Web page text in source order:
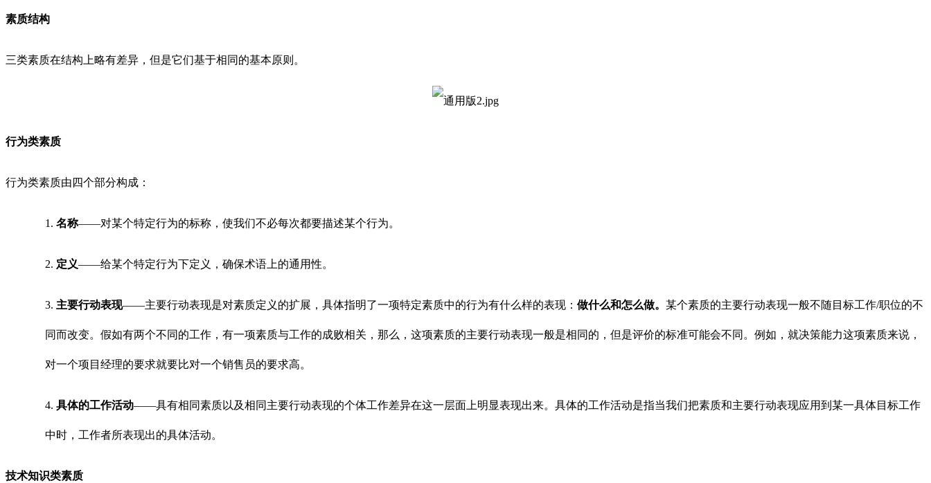
素质结构
三类素质在结构上略有差异，但是它们基于相同的基本原则。
行为类素质
行为类素质由四个部分构成：
1. 名称——对某个特定行为的标称，使我们不必每次都要描述某个行为。
2. 定义——给某个特定行为下定义，确保术语上的通用性。
3. 主要行动表现——主要行动表现是对素质定义的扩展，具体指明了一项特定素质中的行为有什么样的表现： 做什么和怎么做。 某个素质的主要行动表现一般不随目标工作/职位的不
同而改变。假如有两个不同的工作，有一项素质与工作的成败相关，那么，这项素质的主要行动表现一般是相同的，但是评价的标准可能会不同。例如，就决策能力这项素质来说，
对一个项目经理的要求就要比对一个销售员的要求高。
4. 具体的工作活动——具有相同素质以及相同主要行动表现的个体工作差异在这一层面上明显表现出来。具体的工作活动是指当我们把素质和主要行动表现应用到某一具体目标工作
中时，工作者所表现出的具体活动。
技术知识类素质